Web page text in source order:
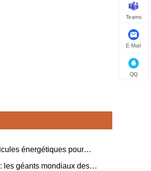
énergétiques pour
à toute épreuve » entre la
les géants mondiaux des
Teams
E-Mail
QQ